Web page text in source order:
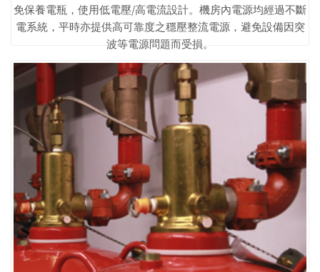
免保養電瓶，使用低電壓/高電流設計。機房內電源均經過不斷
電系統，平時亦提供高可靠度之穩壓整流電源，避免設備因突
波等電源問題而受損。